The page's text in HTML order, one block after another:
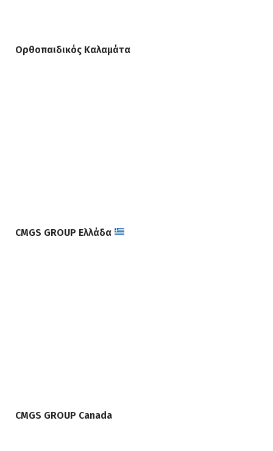
Ορθοπαιδικός Καλαμάτα
CMGS GROUP Ελλάδα
CMGS GROUP Canada